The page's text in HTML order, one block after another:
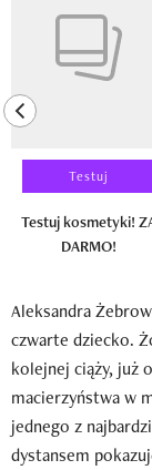
previous element
Testuj
Testuj kosmetyki!
DARMO!
Aleksandra
czwarte dziecko.
kolejnej ciąży, już
macierzyństwa w
jednego z
dystansem